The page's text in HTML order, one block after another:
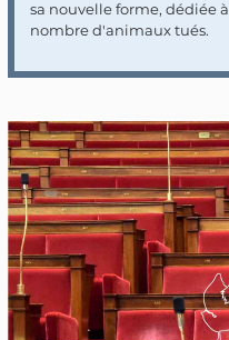
sa nouvelle forme, dédiée
nombre d'animaux tués.